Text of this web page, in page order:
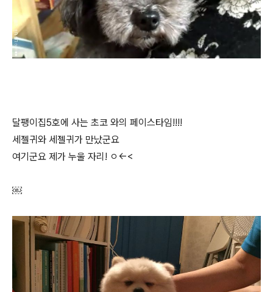
달팽이집5호에 사는 초코 와의 페이스타임!!!!
세젤귀와 세젤귀가 만났군요
여기군요 제가 누울 자리! ㅇ<-<
￼​